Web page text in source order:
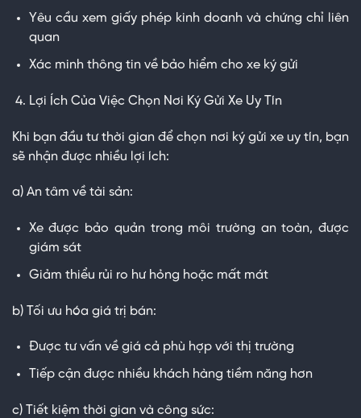
Yêu cầu xem giấy phép kinh doanh và chứng chỉ liên
quan
Xác minh thông tin về bảo hiểm cho xe ký gửi
Lợi Ích Của Việc Chọn Nơi Ký Gửi Xe Uy Tín
Khi bạn đầu tư thời gian để chọn nơi ký gửi xe uy tín, bạn
sẽ nhận được nhiều lợi ích:
a) An tâm về tài sản:
Xe được bảo quản trong môi trường an toàn, được
giám sát
Giảm thiểu rủi ro hư hỏng hoặc mất mát
b) Tối ưu hóa giá trị bán:
Được tư vấn về giá cả phù hợp với thị trường
Tiếp cận được nhiều khách hàng tiềm năng hơn
c) Tiết kiệm thời gian và công sức: